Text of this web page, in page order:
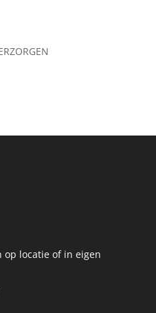
op locatie of in eigen